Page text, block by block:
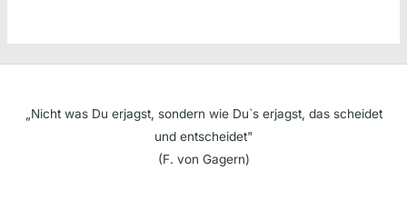
„Nicht was Du erjagst, sondern wie Du`s erjagst, das scheidet
und entscheidet"
(F. von Gagern)